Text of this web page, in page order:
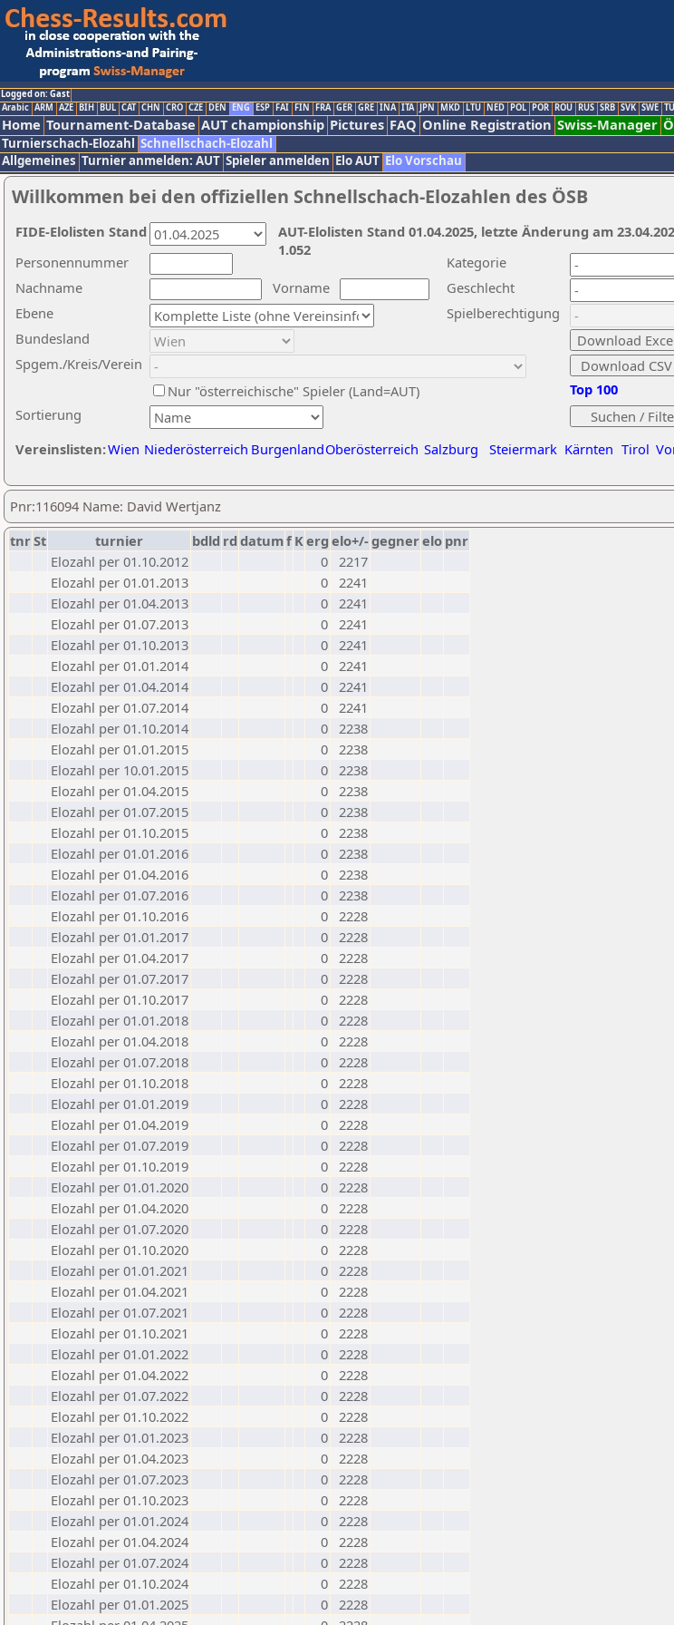
Logged on: Gast
Arabic ARM AZE BIH BUL CAT CHN CRO CZE DEN ENG ESP FAI FIN FRA GER GRE INA ITA JPN MKD LTU NED POL POR ROU RUS SRB SVK SWE
Home Tournament-Database AUT championship Pictures FAQ Online Registration Swiss-Manager
Turnierschach-Elozahl Schnellschach-Elozahl
Allgemeines Turnier anmelden: AUT Spieler anmelden Elo AUT Elo Vorschau
Willkommen bei den offiziellen Schnellschach-Elozahlen des ÖSB
Nachname
Vorname
Ebene
Kategorie
Sortierung
Personennummer
Bundesland
Spgem./Kreis/Verein
Geschlecht
Nur "österreichische" Spieler (Land=AUT)
Spielberechtigung
Vereinslisten:Wien Niederösterreich BurgenlandOberösterreich Salzburg Steiermark Kärnten Tirol
Top 100
AUT-Elolisten Stand 01.04.2025, letzte Änderung am
1.052
FIDE-Elolisten Stand
Pnr:116094 Name: David Wertjanz
tnrSt turnier bdld rd datumf Kerg elo+/-gegnerelo pnr
Elozahl per 01.10.2012
0 2217
Elozahl per 01.01.2013
0 2241
Elozahl per 01.04.2013
0 2241
Elozahl per 01.07.2013
0 2241
Elozahl per 01.10.2013
0 2241
Elozahl per 01.01.2014
0 2241
Elozahl per 01.04.2014
0 2241
Elozahl per 01.07.2014
0 2241
Elozahl per 01.10.2014
0 2238
Elozahl per 01.01.2015
0 2238
Elozahl per 10.01.2015
0 2238
Elozahl per 01.04.2015
0 2238
Elozahl per 01.07.2015
0 2238
Elozahl per 01.10.2015
0 2238
Elozahl per 01.01.2016
0 2238
Elozahl per 01.04.2016
0 2238
Elozahl per 01.07.2016
0 2238
Elozahl per 01.10.2016
0 2228
Elozahl per 01.01.2017
0 2228
Elozahl per 01.04.2017
0 2228
Elozahl per 01.07.2017
0 2228
Elozahl per 01.10.2017
0 2228
Elozahl per 01.01.2018
0 2228
Elozahl per 01.04.2018
0 2228
Elozahl per 01.07.2018
0 2228
Elozahl per 01.10.2018
0 2228
Elozahl per 01.01.2019
0 2228
Elozahl per 01.04.2019
0 2228
Elozahl per 01.07.2019
0 2228
Elozahl per 01.10.2019
0 2228
Elozahl per 01.01.2020
0 2228
Elozahl per 01.04.2020
0 2228
Elozahl per 01.07.2020
0 2228
Elozahl per 01.10.2020
0 2228
Elozahl per 01.01.2021
0 2228
Elozahl per 01.04.2021
0 2228
Elozahl per 01.07.2021
0 2228
Elozahl per 01.10.2021
0 2228
Elozahl per 01.01.2022
0 2228
Elozahl per 01.04.2022
0 2228
Elozahl per 01.07.2022
0 2228
Elozahl per 01.10.2022
0 2228
Elozahl per 01.01.2023
0 2228
Elozahl per 01.04.2023
0 2228
Elozahl per 01.07.2023
0 2228
Elozahl per 01.10.2023
0 2228
Elozahl per 01.01.2024
0 2228
Elozahl per 01.04.2024
0 2228
Elozahl per 01.07.2024
0 2228
Elozahl per 01.10.2024
0 2228
Elozahl per 01.01.2025
0 2228